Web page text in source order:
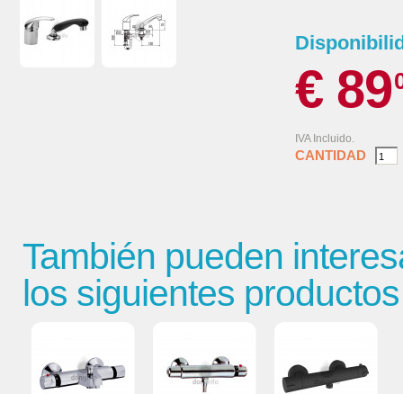
€ 89
IVA Incluido.
CANTIDAD
También pueden
los siguientes productos